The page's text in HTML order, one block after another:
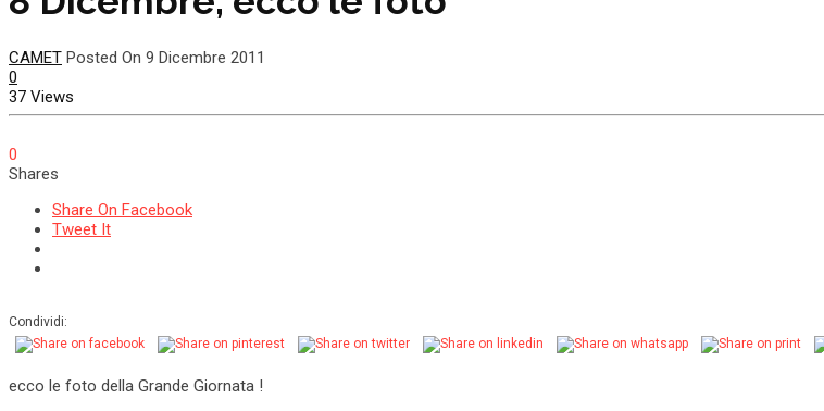
CAMET Posted On 9 Dicembre 2011
0
37 Views
0
Shares
Share On Facebook
Tweet It
Condividi:
ecco le foto della Grande Giornata !